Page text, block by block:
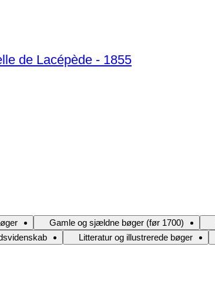
de Lacépède - 1855
Gamle og sjældne bøger (før 1700)
Litteratur og illustrerede bøger